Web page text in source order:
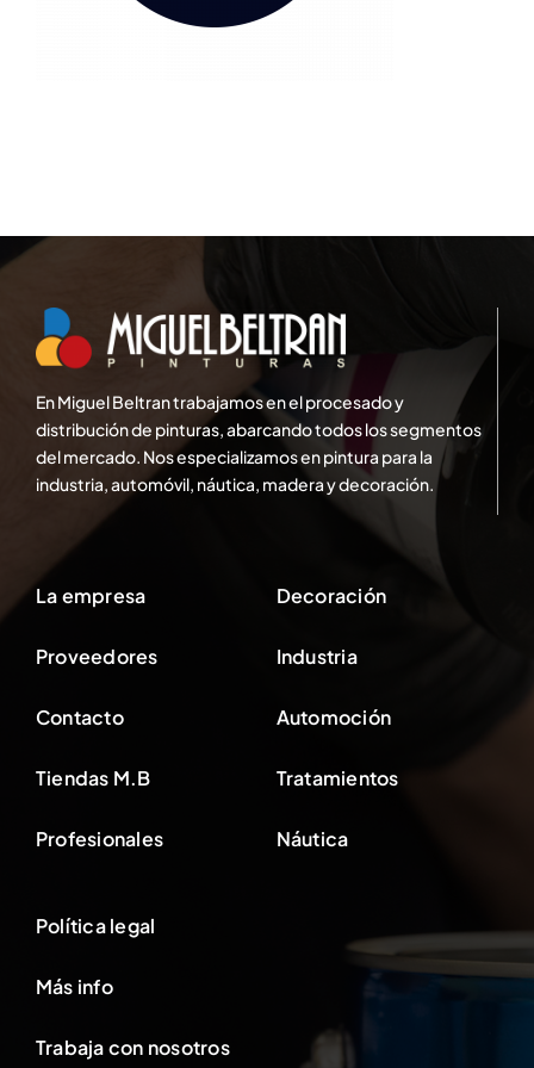
En Miguel Beltran trabajamos en el procesado y
distribución de pinturas, abarcando todos los segmentos
del mercado. Nos especializamos en pintura para la
industria, automóvil, náutica, madera y decoración.
La empresa
Proveedores
Contacto
Tiendas M.B
Profesionales
Decoración
Industria
Automoción
Tratamientos
Náutica
Política legal
Más info
Trabaja con nosotros